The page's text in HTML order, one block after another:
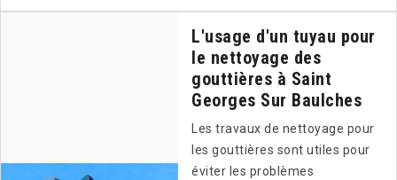
L'usage d'un tuyau pour
le nettoyage des
gouttières à Saint
Georges Sur Baulches
Les travaux de nettoyage pour
les gouttières sont utiles pour
éviter les problèmes